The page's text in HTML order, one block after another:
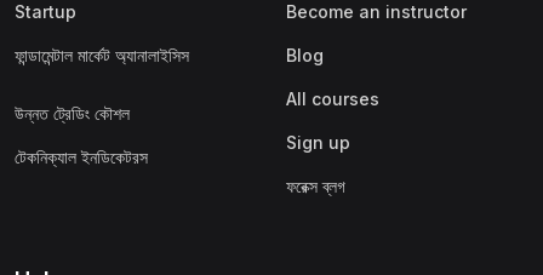
Startup
ফান্ডামেন্টাল মার্কেট অ্যানালাইসিস
উন্নত ট্রেডিং কৌশল
টেকনিক্যাল ইনডিকেটরস
Become an instructor
Blog
All courses
Sign up
ফরেক্স ব্লগ